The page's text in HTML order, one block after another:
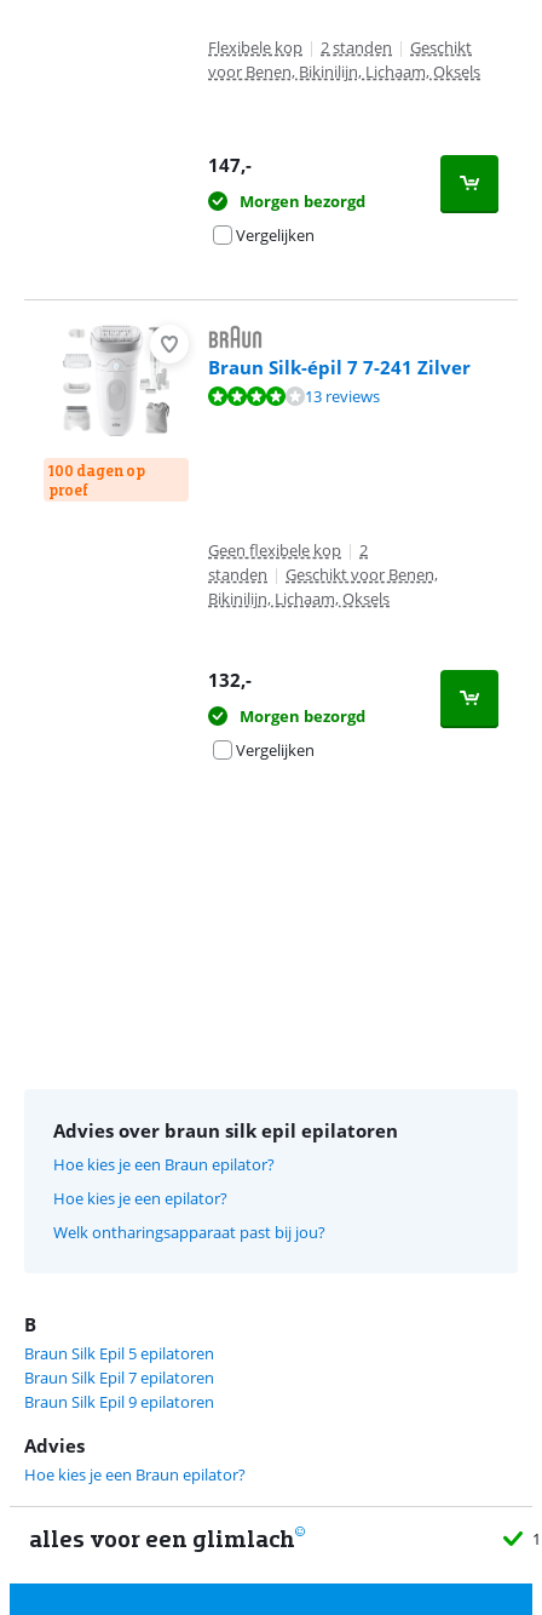
Flexibele kop | 2 standen | Geschikt
voor Benen, Bikinilijn, Lichaam, Oksels
147,-
Morgen bezorgd
Vergelijken
100 dagen op
proef
Braun Silk-épil 7 7-241 Zilver
Beoordeling is 8,2 van de 10, gebaseerd op 13 reviews.
13 reviews
Geen flexibele kop | 2
standen | Geschikt voor Benen,
Bikinilijn, Lichaam, Oksels
132,-
Morgen bezorgd
Vergelijken
Advies over braun silk epil epilatoren
Hoe kies je een Braun epilator?
Hoe kies je een epilator?
Welk ontharingsapparaat past bij jou?
B
Braun Silk Epil 5 epilatoren
Braun Silk Epil 7 epilatoren
Braun Silk Epil 9 epilatoren
Advies
Hoe kies je een Braun epilator?
alles voor een glimlach